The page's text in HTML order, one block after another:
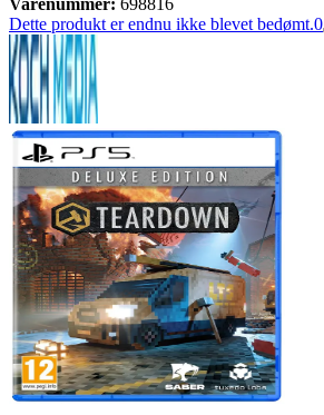
Varenummer: 698816
Dette produkt er endnu ikke blevet bedømt.0